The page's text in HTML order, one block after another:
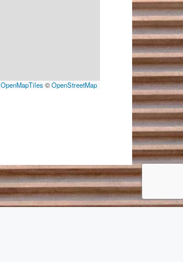
OpenMapTiles ©OpenStreetMap